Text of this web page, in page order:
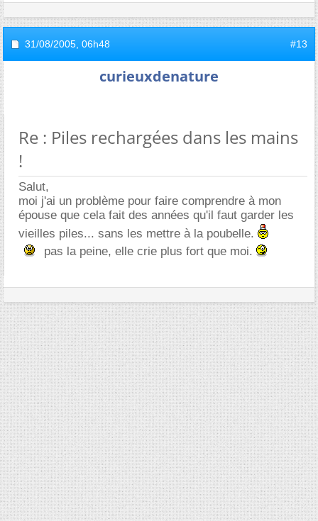
31/08/2005, 06h48 #13
curieuxdenature
Re : Piles rechargées dans les mains
!
Salut,
moi j'ai un problème pour faire comprendre à mon
épouse que cela fait des années qu'il faut garder les
vieilles piles... sans les mettre à la poubelle.
pas la peine, elle crie plus fort que moi.